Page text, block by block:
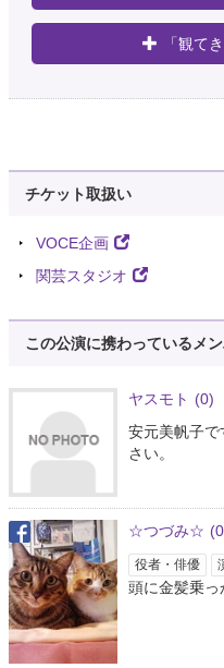
「観て
チケット取扱い
VOCE企画
関芸スタジオ
この公演に携わっているメ
ヤスモト (0)
安元美帆子
さい。
☆つづみ☆
役者・俳優
頭に金髪乗っ